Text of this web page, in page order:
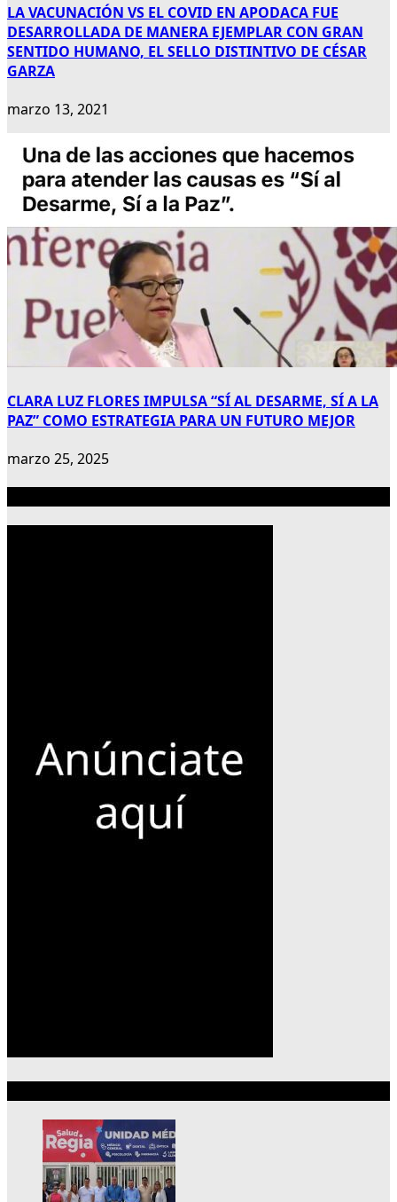
LA VACUNACIÓN VS EL COVID EN APODACA FUE
DESARROLLADA DE MANERA EJEMPLAR CON GRAN
SENTIDO HUMANO, EL SELLO DISTINTIVO DE CÉSAR
GARZA
marzo 13, 2021
CLARA LUZ FLORES IMPULSA “SÍ AL DESARME, SÍ A LA
PAZ” COMO ESTRATEGIA PARA UN FUTURO MEJOR
marzo 25, 2025